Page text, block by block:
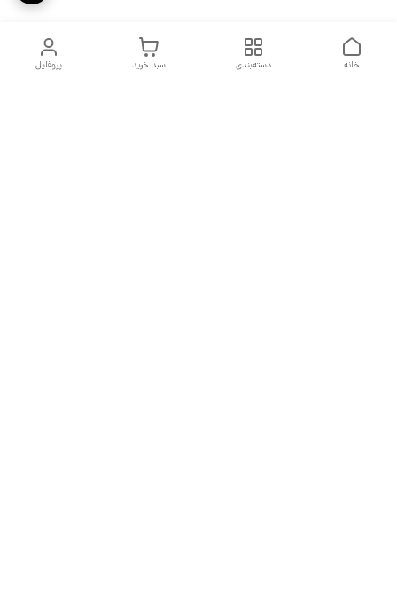
پروفایل سبد خرید دسته‌بندی خانه